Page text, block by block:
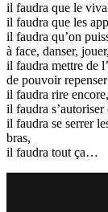
il faudra que le
il faudra que les
il faudra qu’on
à face, danser,
il faudra mettre de
de pouvoir
il faudra rire
il faudra
il faudra se serrer
bras,
il faudra tout ça…